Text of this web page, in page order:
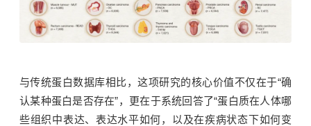
与传统蛋白数据库相比，这项研究的核心价值不仅在于“确
认某种蛋白是否存在”，更在于系统回答了“蛋白质在人体哪
些组织中表达、表达水平如何，以及在疾病状态下如何变